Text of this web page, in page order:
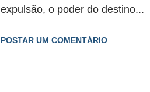
expulsão, o poder do destino...
POSTAR UM COMENTÁRIO